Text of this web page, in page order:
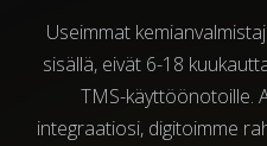
Useimmat
sisällä, eivät 6-18
TMS-käyttöönotoille.
integraatiosi, digitoimme